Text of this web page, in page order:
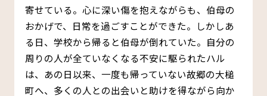
寄せている。心に深い傷を抱えながらも、伯母の
おかげで、日常を過ごすことができた。しかしあ
る日、学校から帰ると伯母が倒れていた。自分の
周りの人が全ていなくなる不安に駆られたハル
は、あの日以来、一度も帰っていない故郷の大槌
町へ、多くの人との出会いと助けを得ながら向か